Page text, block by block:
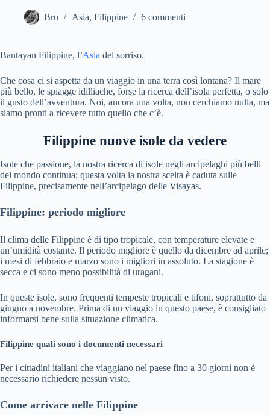
Bru Asia, Filippine 6 commenti
Bantayan Filippine, l’Asia del sorriso.
Che cosa ci si aspetta da un viaggio in una terra così lontana? Il mare
più bello, le spiagge idilliache, forse la ricerca dell’isola perfetta, o solo
il gusto dell’avventura. Noi, ancora una volta, non cerchiamo nulla, ma
siamo pronti a ricevere tutto quello che c’è.
Filippine nuove isole da vedere
Isole che passione, la nostra ricerca di isole negli arcipelaghi più belli
del mondo continua; questa volta la nostra scelta è caduta sulle
Filippine, precisamente nell’arcipelago delle Visayas.
Filippine: periodo migliore
Il clima delle Filippine è di tipo tropicale, con temperature elevate e
un’umidità costante. Il periodo migliore è quello da dicembre ad aprile;
i mesi di febbraio e marzo sono i migliori in assoluto. La stagione è
secca e ci sono meno possibilità di uragani.
In queste isole, sono frequenti tempeste tropicali e tifoni, soprattutto da
giugno a novembre. Prima di un viaggio in questo paese, è consigliato
informarsi bene sulla situazione climatica.
Filippine quali sono i documenti necessari
Per i cittadini italiani che viaggiano nel paese fino a 30 giorni non è
necessario richiedere nessun visto.
Come arrivare nelle Filippine